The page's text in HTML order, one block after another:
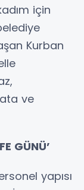
için
Kurban
ve
GÜNÜ’
yapısı